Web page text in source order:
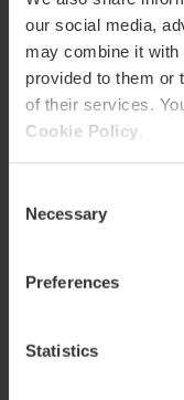
our social media,
may combine it with
provided to them or
of their services.
Cookie Policy
Selection
Necessary
Preferences
Statistics